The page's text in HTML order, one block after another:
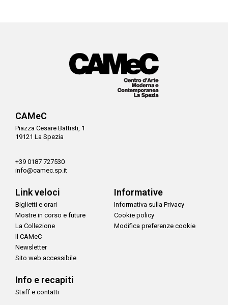
CAMeC
Piazza Cesare Battisti, 1
19121 La Spezia
+39 0187 727530
info@camec.sp.it
Link veloci
Biglietti e orari
Mostre in corso e future
La Collezione
Il CAMeC
Newsletter
Sito web accessibile
Informative
Informativa sulla Privacy
Cookie policy
Modifica preferenze cookie
Info e recapiti
Staff e contatti